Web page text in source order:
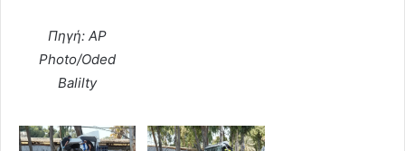
Πηγή: AP
Photo/Oded
Balilty